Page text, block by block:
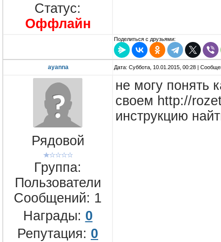
Статус:
Оффлайн
Поделиться с друзьями:
ayanna Дата: Суббота, 10.01.2015, 00:28 |
Рядовой
Группа:
Пользователи
Сообщений: 1
Награды: 0
Репутация: 0
не могу понять
своем http://
инструкцию